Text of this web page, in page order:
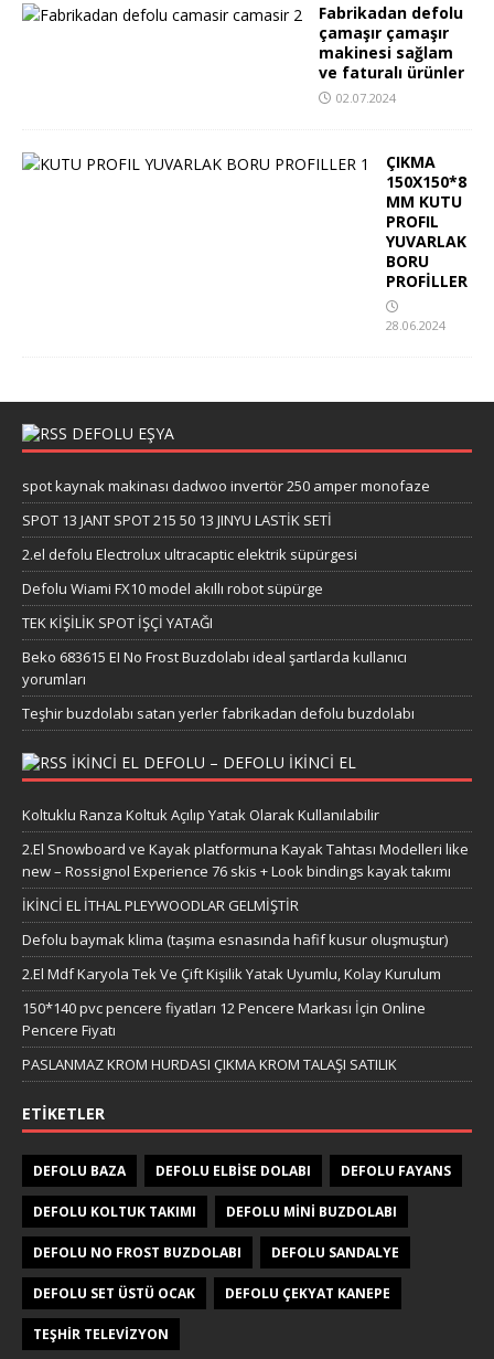
Fabrikadan defolu
çamaşır çamaşır
makinesi sağlam
ve faturalı ürünler
02.07.2024
ÇIKMA
150X150*8
MM KUTU
PROFIL
YUVARLAK
BORU
PROFİLLER
28.06.2024
DEFOLU EŞYA
spot kaynak makinası dadwoo invertör 250 amper monofaze
SPOT 13 JANT SPOT 215 50 13 JINYU LASTİK SETİ
2.el defolu Electrolux ultracaptic elektrik süpürgesi
Defolu Wiami FX10 model akıllı robot süpürge
TEK KİŞİLİK SPOT İŞÇİ YATAĞI
Beko 683615 EI No Frost Buzdolabı ideal şartlarda kullanıcı
yorumları
Teşhir buzdolabı satan yerler fabrikadan defolu buzdolabı
IKINCI EL DEFOLU – DEFOLU IKINCI EL
Koltuklu Ranza Koltuk Açılıp Yatak Olarak Kullanılabilir
2.El Snowboard ve Kayak platformuna Kayak Tahtası Modelleri like
new – Rossignol Experience 76 skis + Look bindings kayak takımı
İKİNCİ EL İTHAL PLEYWOODLAR GELMİŞTİR
Defolu baymak klima (taşıma esnasında hafif kusur oluşmuştur)
2.El Mdf Karyola Tek Ve Çift Kişilik Yatak Uyumlu, Kolay Kurulum
150*140 pvc pencere fiyatları 12 Pencere Markası İçin Online
Pencere Fiyatı
PASLANMAZ KROM HURDASI ÇIKMA KROM TALAŞI SATILIK
ETIKETLER
DEFOLU BAZA DEFOLU ELBISE DOLABI DEFOLU FAYANS
DEFOLU KOLTUK TAKIMI DEFOLU MINI BUZDOLABI
DEFOLU NO FROST BUZDOLABI DEFOLU SANDALYE
DEFOLU SET ÜSTÜ OCAK DEFOLU ÇEKYAT KANEPE
TEŞHIR TELEVIZYON